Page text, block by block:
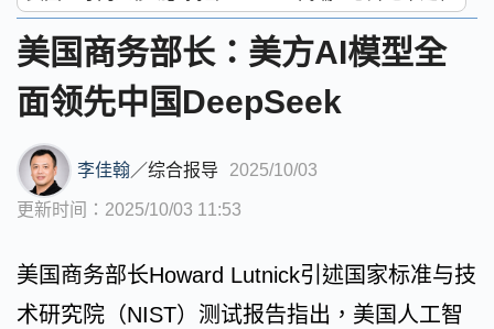
美国商务部长：美方AI模型全
面领先中国DeepSeek
李佳翰／综合报导 2025/10/03
更新时间：2025/10/03 11:53
美国商务部长Howard Lutnick引述国家标准与技
术研究院（NIST）测试报告指出，美国人工智